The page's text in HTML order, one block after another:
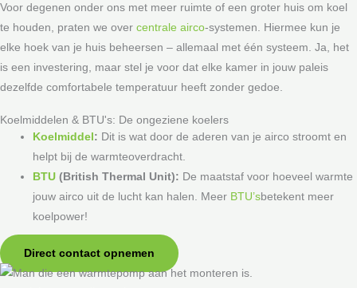
Voor degenen onder ons met meer ruimte of een groter huis om koel
te houden, praten we over centrale airco-systemen. Hiermee kun je
elke hoek van je huis beheersen – allemaal met één systeem. Ja, het
is een investering, maar stel je voor dat elke kamer in jouw paleis
dezelfde comfortabele temperatuur heeft zonder gedoe.
Koelmiddelen & BTU's: De ongeziene koelers
Koelmiddel : Dit is wat door de aderen van je airco stroomt en
helpt bij de warmteoverdracht.
BTU (British Thermal Unit): De maatstaf voor hoeveel warmte
jouw airco uit de lucht kan halen. Meer BTU’sbetekent meer
koelpower!
Direct contact opnemen